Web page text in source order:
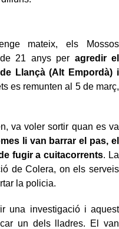
mateix, els Mossos
21 anys per agredir el
Llançà (Alt Empordà) i
es remunten al 5 de març,
va voler sortir quan es va
li van barrar el pas, el
fugir a cuitacorrents. La
de Colera, on els serveis
la policia.
una investigació i aquest
un dels lladres. El van